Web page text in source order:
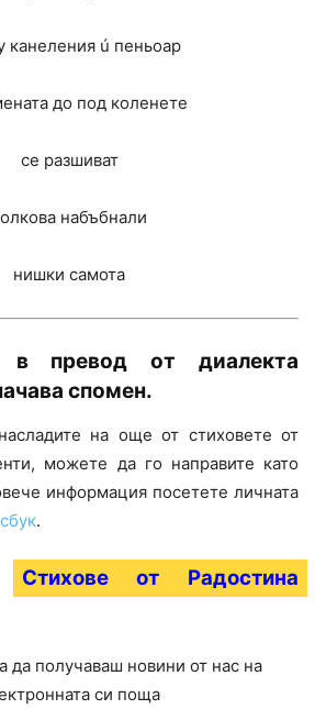
канеления ú пеньоар
до под коленете
се разшиват
набъбнали
нишки самота
в превод от диалекта
спомен.
на още от стиховете от
можете да го направите като
информация посетете личната
.
Стихове от Радостина
да получаваш новини от нас на
си поща